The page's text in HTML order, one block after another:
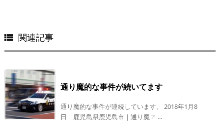
 関連記事
通り魔的な事件が続いてます
通り魔的な事件が連続しています。 2018年1月8
日 鹿児島県鹿児島市｜通り魔？ ...